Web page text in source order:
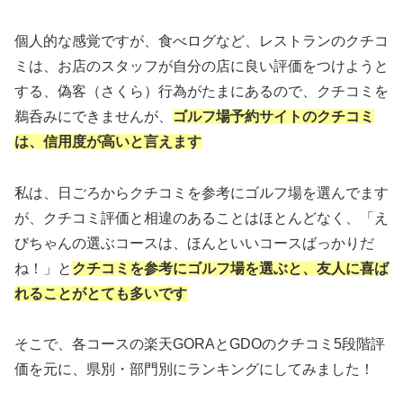
個人的な感覚ですが、食べログなど、レストランのクチコ
ミは、お店のスタッフが自分の店に良い評価をつけようと
する、偽客（さくら）行為がたまにあるので、クチコミを
鵜呑みにできませんが、
ゴルフ場予約サイトのクチコミ
は、信用度が高いと言えます
私は、日ごろからクチコミを参考にゴルフ場を選んでます
が、クチコミ評価と相違のあることはほとんどなく、「え
びちゃんの選ぶコースは、ほんといいコースばっかりだ
ね！」と クチコミを参考にゴルフ場を選ぶと、友人に喜ば
れることがとても多いです
そこで、各コースの楽天GORAとGDOのクチコミ5段階評
価を元に、県別・部門別にランキングにしてみました！